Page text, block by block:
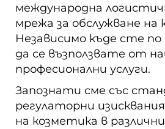
международна
мрежа за обслужване на
Независимо къде сте
да се възползвате от
професионални услуги.
Запознати сме със
регулаторни
на козметика в